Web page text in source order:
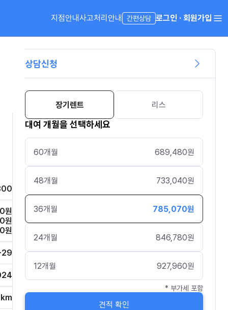
지점안내사고처리안내 간편상담 로그인 · 회원가입
원
원
원
km
상담신청
장기렌트 리스
대여 개월을 선택하세요
60개월 689,480원
48개월 733,040원
36개월 785,070원
24개월 846,780원
12개월 927,960원
* 부가세 포함
견적 확인